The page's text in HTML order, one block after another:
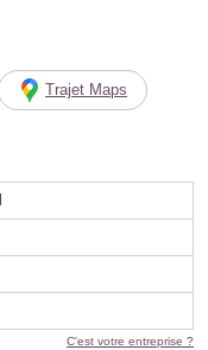
Trajet Maps
C'est votre entreprise ?